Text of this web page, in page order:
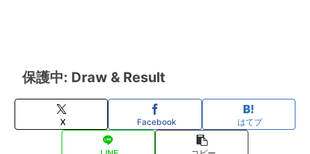
保護中: Draw & Result
X Facebook はてブ